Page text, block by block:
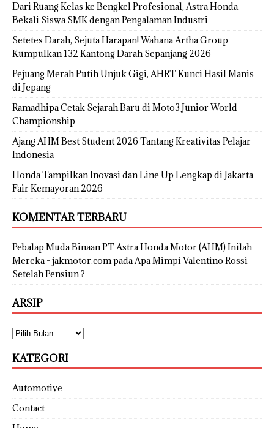
Dari Ruang Kelas ke Bengkel Profesional, Astra Honda
Bekali Siswa SMK dengan Pengalaman Industri
Setetes Darah, Sejuta Harapan! Wahana Artha Group
Kumpulkan 132 Kantong Darah Sepanjang 2026
Pejuang Merah Putih Unjuk Gigi, AHRT Kunci Hasil Manis
di Jepang
Ramadhipa Cetak Sejarah Baru di Moto3 Junior World
Championship
Ajang AHM Best Student 2026 Tantang Kreativitas Pelajar
Indonesia
Honda Tampilkan Inovasi dan Line Up Lengkap di Jakarta
Fair Kemayoran 2026
KOMENTAR TERBARU
Pebalap Muda Binaan PT Astra Honda Motor (AHM) Inilah
Mereka - jakmotor.compadaApa Mimpi Valentino Rossi
Setelah Pensiun ?
ARSIP
KATEGORI
Automotive
Contact